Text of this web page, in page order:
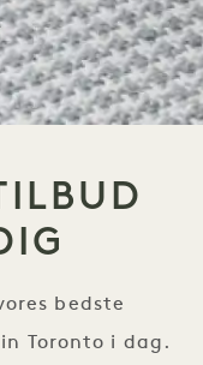
bedste
Toronto i dag.